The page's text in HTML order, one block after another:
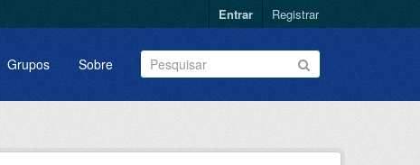
Entrar Registrar
Grupos Sobre